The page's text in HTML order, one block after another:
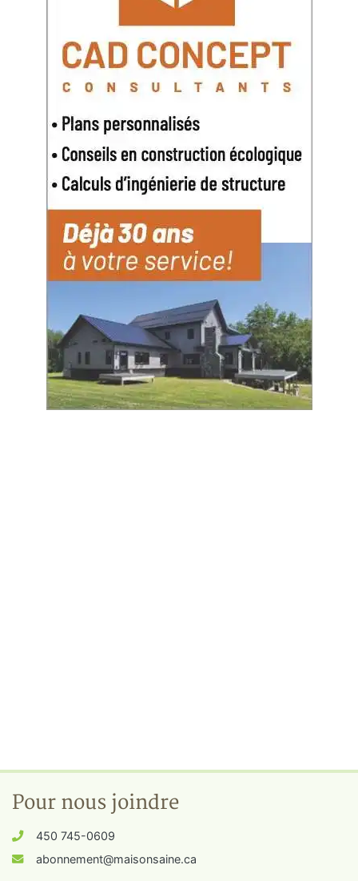
Pour nous joindre
450 745-0609
abonnement@maisonsaine.ca